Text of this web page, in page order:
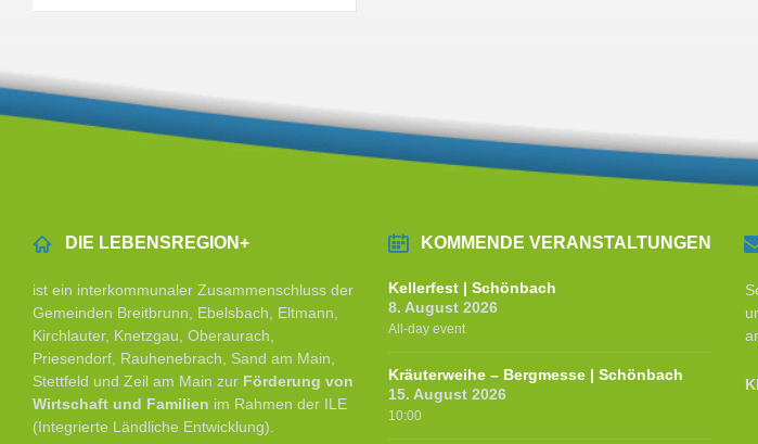
DIE LEBENSREGION+
ist ein interkommunaler Zusammenschluss der
Gemeinden Breitbrunn, Ebelsbach, Eltmann,
Kirchlauter, Knetzgau, Oberaurach,
Priesendorf, Rauhenebrach, Sand am Main,
Stettfeld und Zeil am Main zur Förderung von
Wirtschaft und Familien im Rahmen der ILE
(Integrierte Ländliche Entwicklung).
KOMMENDE VERANSTALTUNGEN
Kellerfest | Schönbach
8. August 2026
All-day event
Kräuterweihe – Bergmesse | Schönbach
15. August 2026
10:00